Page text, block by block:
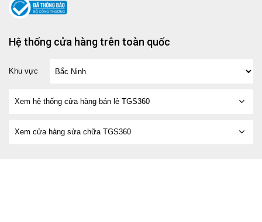
Hệ thống cửa hàng trên toàn quốc
Khu vực
Xem hệ thống cửa hàng bán lẻ TGS360
Xem cửa hàng sửa chữa TGS360